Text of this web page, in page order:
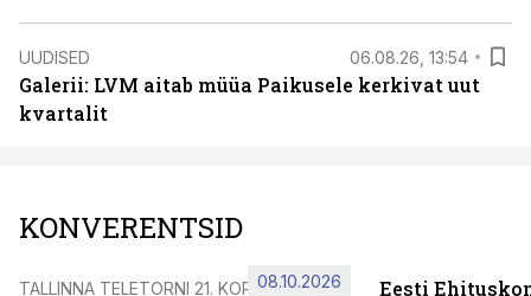
UUDISED 06.08.26, 13:54
Galerii: LVM aitab müüa Paikusele kerkivat uut
kvartalit
KONVERENTSID
TALLINNA TELETORNI 21. KORRUSEL
08.10.2026 Eesti